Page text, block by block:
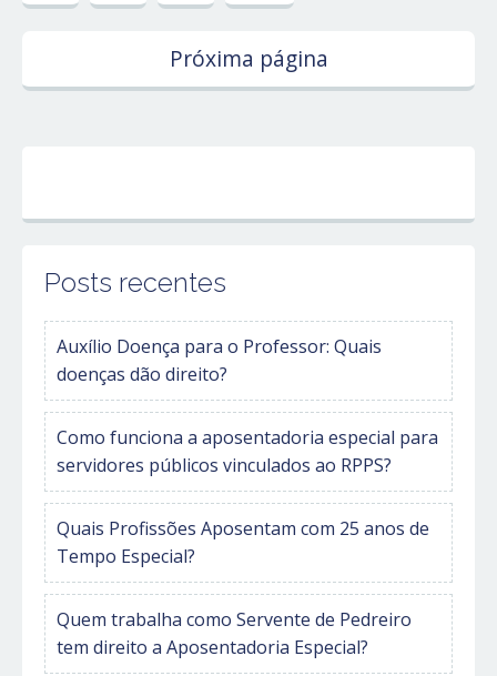
Próxima página
Posts recentes
Auxílio Doença para o Professor: Quais
doenças dão direito?
Como funciona a aposentadoria especial para
servidores públicos vinculados ao RPPS?
Quais Profissões Aposentam com 25 anos de
Tempo Especial?
Quem trabalha como Servente de Pedreiro
tem direito a Aposentadoria Especial?